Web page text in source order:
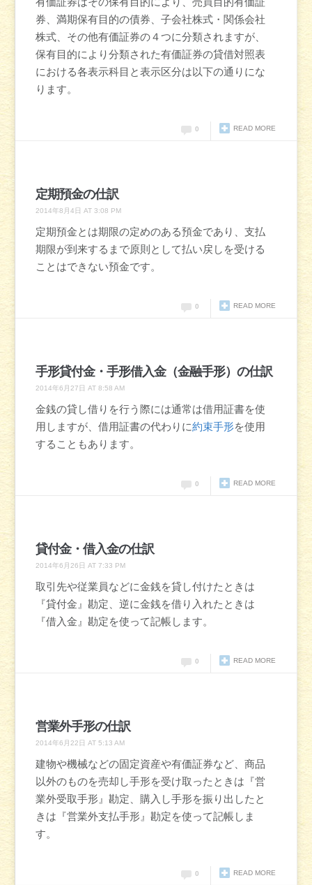
券、満期保有目的の債券、子会社株式・関係会社
株式、その他有価証券の４つに分類されますが、
保有目的により分類された有価証券の貸借対照表
における各表示科目と表示区分は以下の通りにな
ります。
READ MORE
0
定期預金の仕訳
2014年8月4日 AT 3:08 PM
定期預金とは期限の定めのある預金であり、支払
期限が到来するまで原則として払い戻しを受ける
ことはできない預金です。
READ MORE
0
手形貸付金・手形借入金（金融手形）の仕訳
2014年6月27日 AT 8:58 AM
金銭の貸し借りを行う際には通常は借用証書を使
用しますが、借用証書の代わりに約束手形を使用
することもあります。
READ MORE
0
貸付金・借入金の仕訳
2014年6月26日 AT 7:33 PM
取引先や従業員などに金銭を貸し付けたときは
『貸付金』勘定、逆に金銭を借り入れたときは
『借入金』勘定を使って記帳します。
READ MORE
0
営業外手形の仕訳
2014年6月22日 AT 5:13 AM
建物や機械などの固定資産や有価証券など、商品
以外のものを売却し手形を受け取ったときは『営
業外受取手形』勘定、購入し手形を振り出したと
きは『営業外支払手形』勘定を使って記帳しま
す。
READ MORE
0